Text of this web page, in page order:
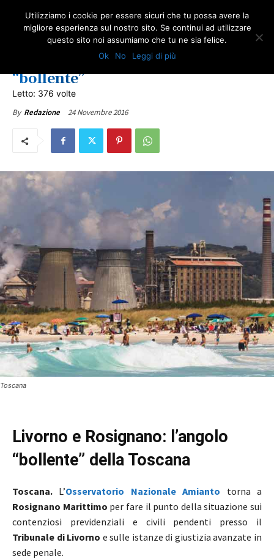
COMUNICATI ONA
Toscana. L’ONA parla dell’angolo
“bollente”
Letto: 376 volte
By Redazione 24 Novembre 2016
Toscana
Livorno e Rosignano: l’angolo
“bollente” della Toscana
Toscana. L’Osservatorio Nazionale Amianto torna a
Rosignano Marittimo per fare il punto della situazione sui
contenziosi previdenziali e civili pendenti presso il
Tribunale di Livorno e sulle istanze di giustizia avanzate in
sede penale.
Utilizziamo i cookie per essere sicuri che tu possa avere la
migliore esperienza sul nostro sito. Se continui ad utilizzare
questo sito noi assumiamo che tu ne sia felice.
Ok
No Leggi di più